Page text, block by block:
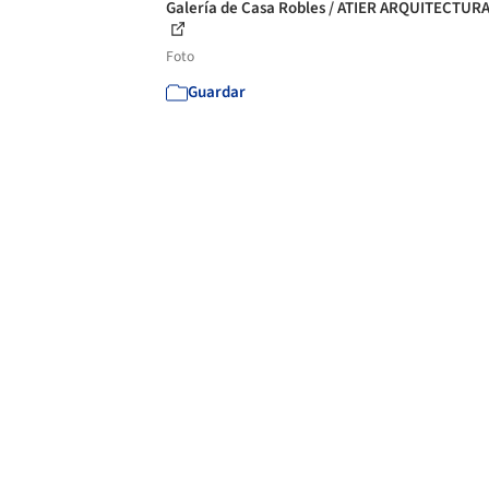
Galería de Casa Robles / ATIER
Foto
Guardar